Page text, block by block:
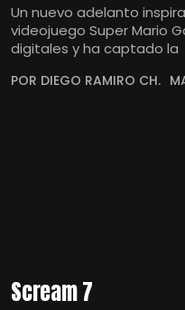
Un nuevo adelanto
videojuego Super Mario
digitales y ha captado la
POR DIEGO RAMIRO CH.
Scream 7